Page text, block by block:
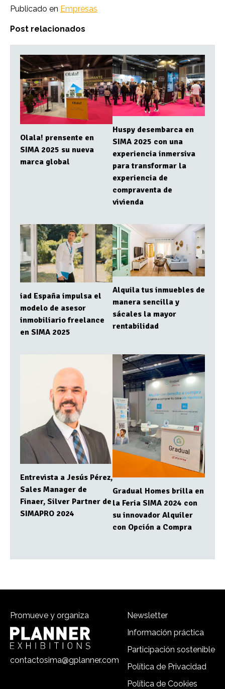
Publicado en Empresas
Post relacionados
Olala! prensente en
SIMA 2025 su nueva
marca global
Huspy desembarca en
SIMA 2025 con una
experiencia inmersiva
para transformar la
experiencia de
compraventa de
vivienda
iad España impulsa el
modelo de asesor
inmobiliario freelance
en SIMA 2025
Alquila tus inmuebles de
manera sencilla y
sácales la mayor
rentabilidad
Entrevista a Jesús Pérez,
Sales Manager de
Finaer, Silver Partner de
SIMAPRO 2024
Gradual Homes brilla en
la Feria SIMA 2024 con
su innovador Alquiler
con Opción a Compra
Promueve y organiza
contactosima@gplanner.com
Newsletter
Información práctica
Participación sostenible
Política de Privacidad
Política de Cookies